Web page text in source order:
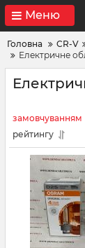
Меню
Головна CR-V
Електричне
замовчуванням
рейтингу